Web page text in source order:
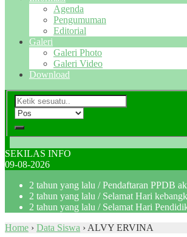
Agenda
Pengumuman
Editorial
Galeri
Galeri Photo
Galeri Video
Download
SEKILAS INFO
09-08-2026
2 tahun yang lalu / Pendaftaran PPDB
2 tahun yang lalu / Selamat Hari
2 tahun yang lalu / Selamat Hari
Home › Data Siswa › ALVY ERVINA